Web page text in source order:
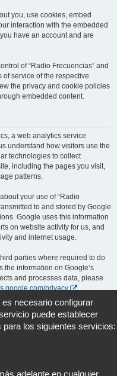
you, use cookies, embed
interaction with the embedded
have an account and are
of “Radio Frecuencias” and
service of the respective
the privacy and cookie policies
embedded content.
a web analytics service
understand how visitors use the
technologies to collect
including the pages you visit,
patterns.
your use of “Radio
to and stored by Google
Google uses this information
on website activity for us, and
and internet usage.
parties where required to do
the information on Google’s
and processes data, please
privacy .
the Google Analytics opt-out
dlpage/gaoptout .
necesario configurar
puede establecer
los siguientes servicios: